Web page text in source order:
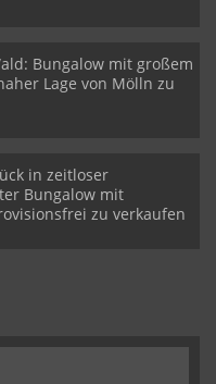
Bungalow mit großem
Lage von Mölln zu
in zeitloser
Bungalow mit
zu verkaufen